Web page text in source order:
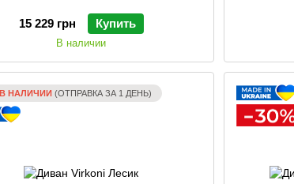
15 229 грн Купить
В наличии
В НАЛИЧИИ (ОТПРАВКА ЗА 1 ДЕНЬ)